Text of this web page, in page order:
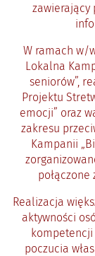
zawierający
W ramach w/
Lokalna
seniorów”,
Projektu
emocji” oraz
zakresu
Kampanii
Realizacja
aktywności
kompetencji
poczucia